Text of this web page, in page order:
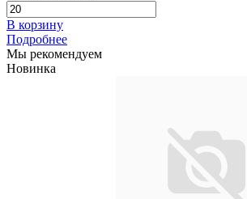
В корзину
Подробнее
Мы рекомендуем
Новинка